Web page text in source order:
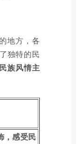
地方，各
独特的民
族风情主
，感受民